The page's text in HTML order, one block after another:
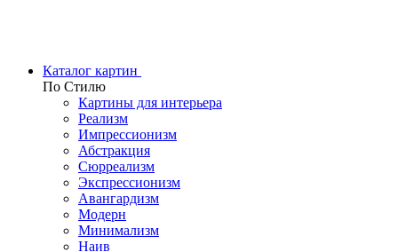
Каталог картин
По Стилю
Картины для интерьера
Реализм
Импрессионизм
Абстракция
Сюрреализм
Экспрессионизм
Авангардизм
Модерн
Минимализм
Наив